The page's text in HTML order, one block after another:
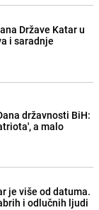
Države Katar u
i saradnje
državnosti BiH:
a malo
je više od datuma.
i odlučnih ljudi